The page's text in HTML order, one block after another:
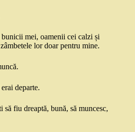
mei, oamenii cei calzi și
lor doar pentru mine.
departe.
fiu dreaptă, bună, să muncesc,